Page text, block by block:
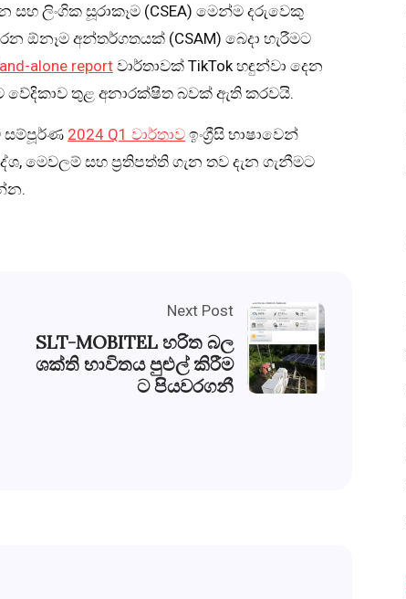
ලිංගික සූරාකෑම (CSEA) මෙන්ම දරුවෙකු
ඕනෑම අන්තර්ගතයක් (CSAM) බෙදා හැරීමට
alone report වාර්තාවක් TikTok හඳුන්වා දෙන
තුළ අනාරක්ෂිත බවක් ඇති කරවයි.
සම්පූර්ණ 2024 Q1 වාර්තාව ඉංග්‍රීසි භාෂාවෙන්
මෙවලම් සහ ප්‍රතිපත්ති ගැන තව දැන ගැනීමට
Next Post
SLT-MOBITEL හරිත බල
ශක්ති භාවිතය පුළුල් කිරීම
ට පියවරගනී